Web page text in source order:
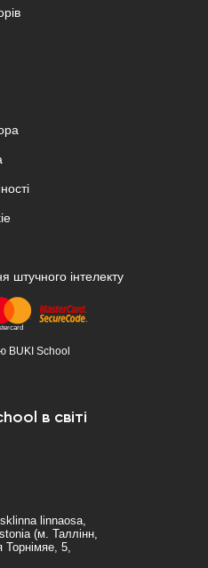
штучного інтелекту
BUKI School
в світі
linnaosa,
(м. Таллінн,
Торнімяе, 5,